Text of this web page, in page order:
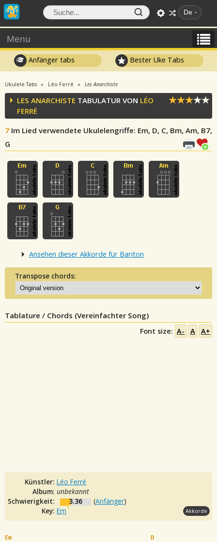
De
Menu
Anfänger tabs Bester Uke Tabs
Ukulele Tabs Léo Ferré Les Anarchiste
LES ANARCHISTE TABULATUR VON LÉO
FERRÉ
7 Im Lied verwendete Ukulelengriffe: Em, D, C, Bm, Am, B7,
G
Ansehen dieser Akkorde für Bariton
Transpose chords:
Tablature / Chords (Vereinfachter Song)
Font size: A- A A+
Künstler: Léo Ferré
Album: unbekannt
Schwierigkeit:
3.36 (Anfänger)
Key: Em Akkorde
Em
D